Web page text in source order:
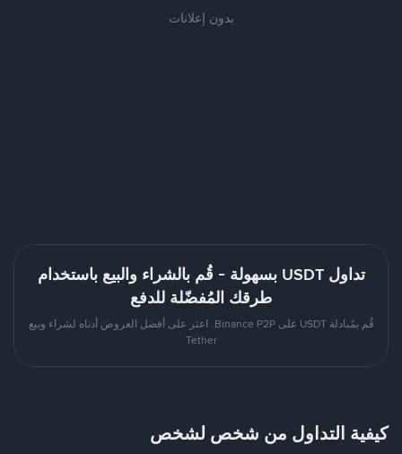
بدون إعلانات
تداول USDT بسهولة - قُم بالشراء والبيع باستخدام
طرقك المُفضّلة للدفع
قُم بمُبادلة USDT على Binance P2P. اعثر على أفضل العروض أدناه لشراء وبيع
Tether
كيفية التداول من شخص لشخص